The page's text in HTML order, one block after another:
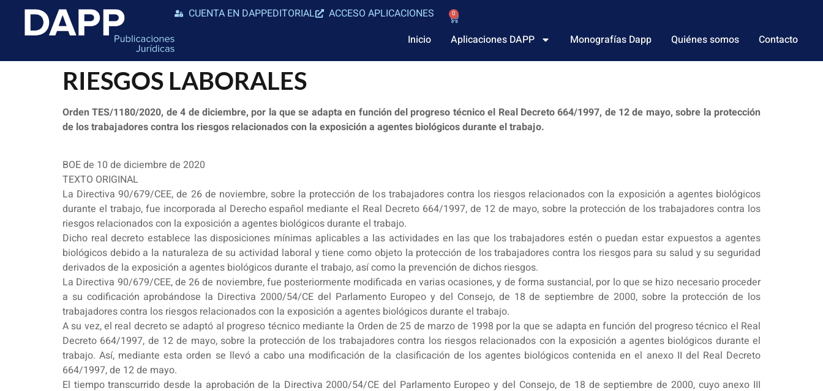
CUENTA EN DAPPEDITORIAL ACCESO APLICACIONES 0
Inicio Aplicaciones DAPP Monografías Dapp Quiénes somos Contacto
RIESGOS LABORALES
Orden TES/1180/2020, de 4 de diciembre, por la que se adapta en función del progreso técnico el Real Decreto 664/1997, de 12 de mayo, sobre la protección
de los trabajadores contra los riesgos relacionados con la exposición a agentes biológicos durante el trabajo.
BOE de 10 de diciembre de 2020
TEXTO ORIGINAL
La Directiva 90/679/CEE, de 26 de noviembre, sobre la protección de los trabajadores contra los riesgos relacionados con la exposición a agentes biológicos
durante el trabajo, fue incorporada al Derecho español mediante el Real Decreto 664/1997, de 12 de mayo, sobre la protección de los trabajadores contra los
riesgos relacionados con la exposición a agentes biológicos durante el trabajo.
Dicho real decreto establece las disposiciones mínimas aplicables a las actividades en las que los trabajadores estén o puedan estar expuestos a agentes
biológicos debido a la naturaleza de su actividad laboral y tiene como objeto la protección de los trabajadores contra los riesgos para su salud y su seguridad
derivados de la exposición a agentes biológicos durante el trabajo, así como la prevención de dichos riesgos.
La Directiva 90/679/CEE, de 26 de noviembre, fue posteriormente modificada en varias ocasiones, y de forma sustancial, por lo que se hizo necesario proceder
a su codificación aprobándose la Directiva 2000/54/CE del Parlamento Europeo y del Consejo, de 18 de septiembre de 2000, sobre la protección de los
trabajadores contra los riesgos relacionados con la exposición a agentes biológicos durante el trabajo.
A su vez, el real decreto se adaptó al progreso técnico mediante la Orden de 25 de marzo de 1998 por la que se adapta en función del progreso técnico el Real
Decreto 664/1997, de 12 de mayo, sobre la protección de los trabajadores contra los riesgos relacionados con la exposición a agentes biológicos durante el
trabajo. Así, mediante esta orden se llevó a cabo una modificación de la clasificación de los agentes biológicos contenida en el anexo II del Real Decreto
664/1997, de 12 de mayo.
El tiempo transcurrido desde la aprobación de la Directiva 2000/54/CE del Parlamento Europeo y del Consejo, de 18 de septiembre de 2000, cuyo anexo III